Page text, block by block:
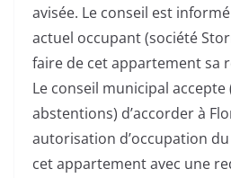
avisée. Le conseil est
actuel occupant (société
faire de cet appartement sa
Le conseil municipal
abstentions) d’accorder à
autorisation d’occupation
cet appartement avec une